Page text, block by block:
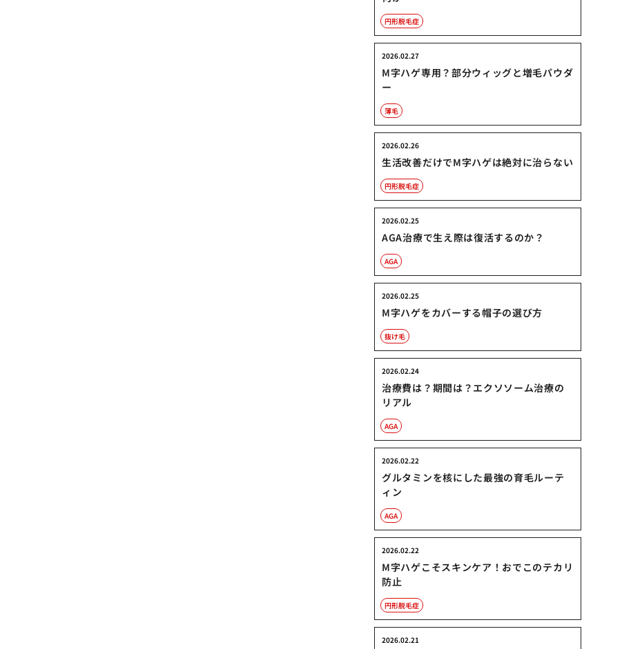
円形脱毛症
M字ハゲ専用？部分ウィッグと増毛パウダ
ー
2026.02.27
薄毛
生活改善だけでM字ハゲは絶対に治らない
2026.02.26
円形脱毛症
AGA治療で生え際は復活するのか？
2026.02.25
AGA
M字ハゲをカバーする帽子の選び方
2026.02.25
抜け毛
治療費は？期間は？エクソソーム治療の
リアル
2026.02.24
AGA
グルタミンを核にした最強の育毛ルーテ
ィン
2026.02.22
AGA
M字ハゲこそスキンケア！おでこのテカリ
防止
2026.02.22
円形脱毛症
2026.02.21